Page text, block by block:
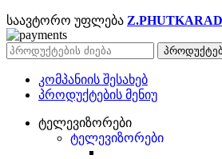
საავტორო უფლება
კომპანიის შესახებ
პროდუქტების მენიუ
ტელევიზორები
ტელევიზორები